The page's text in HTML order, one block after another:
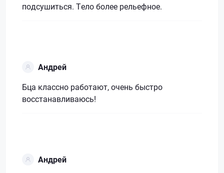
подсушиться. Тело более рельефное.
Андрей
Бца классно работают, очень быстро
восстанавливаюсь!
Андрей